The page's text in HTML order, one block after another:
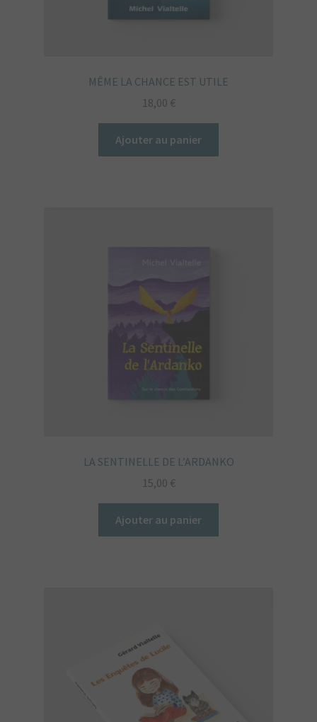
MÊME LA CHANCE EST UTILE
18,00 €
Ajouter au panier
LA SENTINELLE DE L’ARDANKO
15,00 €
Ajouter au panier